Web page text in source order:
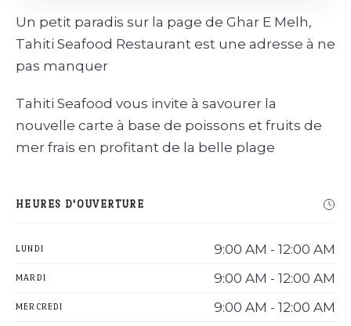
Un petit paradis sur la page de Ghar E Melh,
Tahiti Seafood Restaurant est une adresse à ne
pas manquer
Tahiti Seafood vous invite à savourer la
nouvelle carte à base de poissons et fruits de
mer frais en profitant de la belle plage
HEURES D'OUVERTURE
LUNDI 9:00 AM - 12:00 AM
MARDI 9:00 AM - 12:00 AM
MERCREDI 9:00 AM - 12:00 AM